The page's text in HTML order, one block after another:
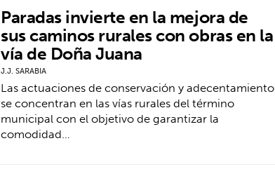
Paradas invierte en la mejora de
sus caminos rurales con obras en la
vía de Doña Juana
J.J. SARABIA
Las actuaciones de conservación y adecentamiento
se concentran en las vías rurales del término
municipal con el objetivo de garantizar la
comodidad…